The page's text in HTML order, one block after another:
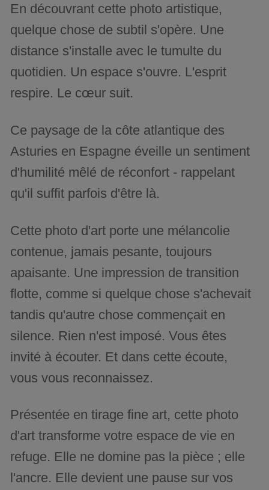
En découvrant cette photo artistique,
quelque chose de subtil s'opère. Une
distance s'installe avec le tumulte du
quotidien. Un espace s'ouvre. L'esprit
respire. Le cœur suit.
Ce paysage de la côte atlantique des
Asturies en Espagne éveille un sentiment
d'humilité mêlé de réconfort - rappelant
qu'il suffit parfois d'être là.
Cette photo d'art porte une mélancolie
contenue, jamais pesante, toujours
apaisante. Une impression de transition
flotte, comme si quelque chose s'achevait
tandis qu'autre chose commençait en
silence. Rien n'est imposé. Vous êtes
invité à écouter. Et dans cette écoute,
vous vous reconnaissez.
Présentée en tirage fine art, cette photo
d'art transforme votre espace de vie en
refuge. Elle ne domine pas la pièce ; elle
l'ancre. Elle devient une pause sur vos